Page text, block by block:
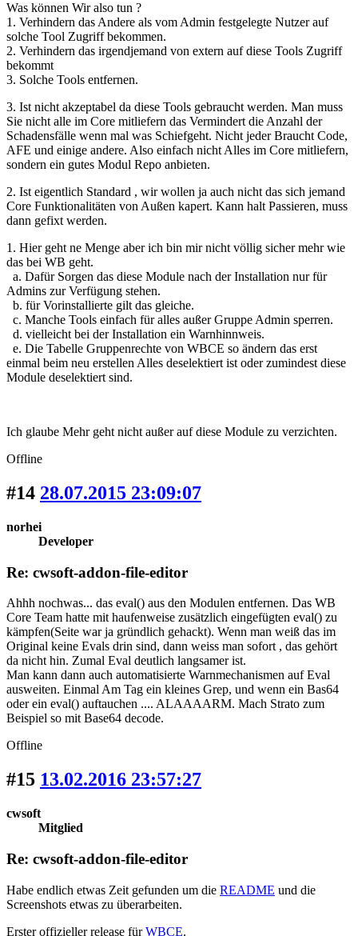
Was können Wir also tun ?
1. Verhindern das Andere als vom Admin festgelegte Nutzer auf
solche Tool Zugriff bekommen.
2. Verhindern das irgendjemand von extern auf diese Tools Zugriff
bekommt
3. Solche Tools entfernen.
3. Ist nicht akzeptabel da diese Tools gebraucht werden. Man muss
Sie nicht alle im Core mitliefern das Vermindert die Anzahl der
Schadensfälle wenn mal was Schiefgeht. Nicht jeder Braucht Code,
AFE und einige andere. Also einfach nicht Alles im Core mitliefern,
sondern ein gutes Modul Repo anbieten.
2. Ist eigentlich Standard , wir wollen ja auch nicht das sich jemand
Core Funktionalitäten von Außen kapert. Kann halt Passieren, muss
dann gefixt werden.
1. Hier geht ne Menge aber ich bin mir nicht völlig sicher mehr wie
das bei WB geht.
a. Dafür Sorgen das diese Module nach der Installation nur für
Admins zur Verfügung stehen.
b. für Vorinstallierte gilt das gleiche.
c. Manche Tools einfach für alles außer Gruppe Admin sperren.
d. vielleicht bei der Installation ein Warnhinnweis.
e. Die Tabelle Gruppenrechte von WBCE so ändern das erst
einmal beim neu erstellen Alles deselektiert ist oder zumindest diese
Module deselektiert sind.
Ich glaube Mehr geht nicht außer auf diese Module zu verzichten.
Offline
#14 28.07.2015 23:09:07
norhei
Developer
Re: cwsoft-addon-file-editor
Ahhh nochwas... das eval() aus den Modulen entfernen. Das WB
Core Team hatte mit haufenweise zusätzlich eingefügten eval() zu
kämpfen(Seite war ja gründlich gehackt). Wenn man weiß das im
Original keine Evals drin sind, dann weiss man sofort , das gehört
da nicht hin. Zumal Eval deutlich langsamer ist.
Man kann dann auch automatisierte Warnmechanismen auf Eval
ausweiten. Einmal Am Tag ein kleines Grep, und wenn ein Bas64
oder ein eval() auftauchen .... ALAAAARM. Mach Strato zum
Beispiel so mit Base64 decode.
Offline
#15 13.02.2016 23:57:27
cwsoft
Mitglied
Re: cwsoft-addon-file-editor
Habe endlich etwas Zeit gefunden um die README und die
Screenshots etwas zu überarbeiten.
Erster offizieller release fürWBCE.